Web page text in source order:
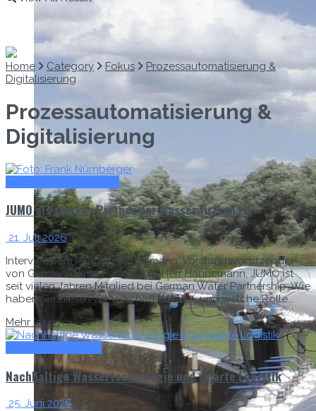
Home Category Fokus
Prozessautomatisierung &
Digitalisierung
Prozessautomatisierung &
Digitalisierung
JUMO als starker Partner der Wasserwirtschaft
21. Juli 2026
Interviewpartner: Ingo Hannemann, Vorstandsvorsitzender
von German Water Partnership Herr Hannemann, JUMO ist
seit vielen Jahren Mitglied bei German Water Partnership. Wie
haben Sie diese Partnerschaft erlebt – und welche Rolle...
Mehr lesen
Nachhaltige Wassertechnologie und smarte Logistik
25. Juni 2026